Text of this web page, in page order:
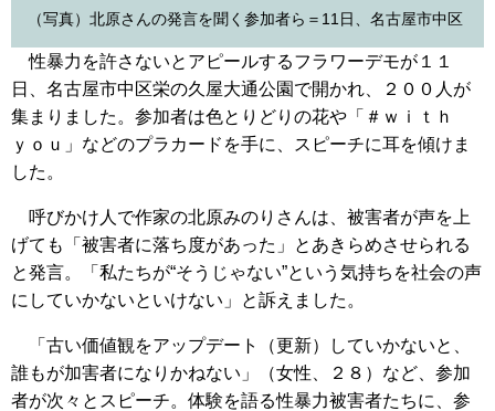
（写真）北原さんの発言を聞く参加者ら＝11日、名古屋市中区
性暴力を許さないとアピールするフラワーデモが１１
日、名古屋市中区栄の久屋大通公園で開かれ、２００人が
集まりました。参加者は色とりどりの花や「＃ｗｉｔｈ
ｙｏｕ」などのプラカードを手に、スピーチに耳を傾けま
した。
呼びかけ人で作家の北原みのりさんは、被害者が声を上
げても「被害者に落ち度があった」とあきらめさせられる
と発言。「私たちが“そうじゃない”という気持ちを社会の声
にしていかないといけない」と訴えました。
「古い価値観をアップデート（更新）していかないと、
誰もが加害者になりかねない」（女性、２８）など、参加
者が次々とスピーチ。体験を語る性暴力被害者たちに、参